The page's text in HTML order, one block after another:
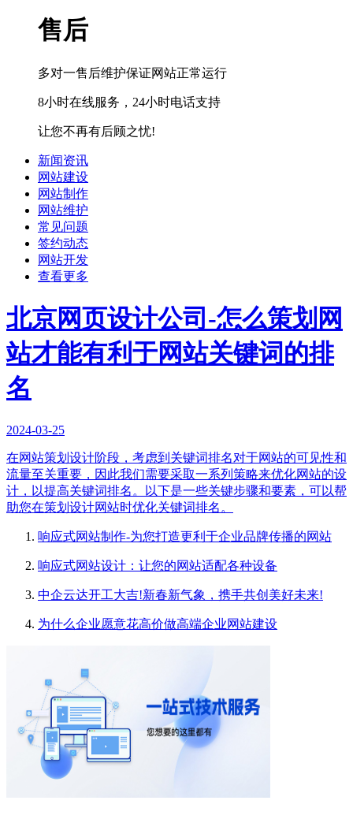
售后
多对一售后维护保证网站正常运行
8小时在线服务，24小时电话支持
让您不再有后顾之忧!
新闻资讯
网站建设
网站制作
网站维护
常见问题
签约动态
网站开发
查看更多
北京网页设计公司-怎么策划网
站才能有利于网站关键词的排
名
2024-03-25
在网站策划设计阶段，考虑到关键词排名对于网站的可见性和
流量至关重要，因此我们需要采取一系列策略来优化网站的设
计，以提高关键词排名。以下是一些关键步骤和要素，可以帮
助您在策划设计网站时优化关键词排名。
响应式网站制作-为您打造更利于企业品牌传播的网站
响应式网站设计：让您的网站适配各种设备
中企云达开工大吉!新春新气象，携手共创美好未来!
为什么企业愿意花高价做高端企业网站建设